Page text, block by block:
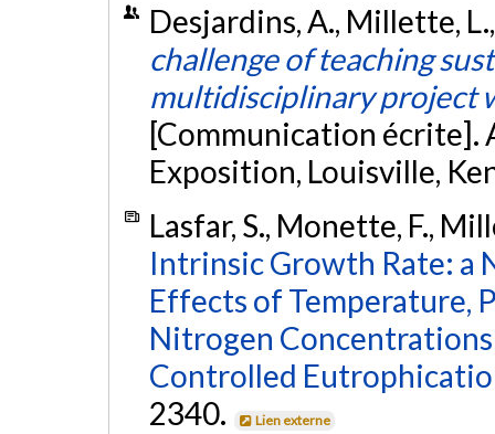
Desjardins, A., Millette,
challenge of teaching
multidisciplinary project
[Communication écrite].
Exposition, Louisville,
Lasfar, S., Monette, F.,
Intrinsic Growth Rate: a
Effects of Temperature,
Nitrogen
Controlled
2340.
Lien externe